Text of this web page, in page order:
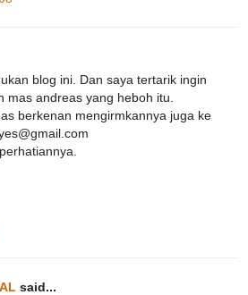
blog ini. Dan saya tertarik ingin
mas andreas yang heboh itu.
berkenan mengirmkannya juga ke
said...